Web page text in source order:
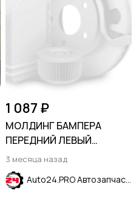
1 087 ₽
МОЛДИНГ БАМПЕРА
ПЕРЕДНИЙ ЛЕВЫЙ
HYUNDAI ELANTRA VII
(CN7) 2024-
3 месяца назад
Auto24.PRO Автозапчасти